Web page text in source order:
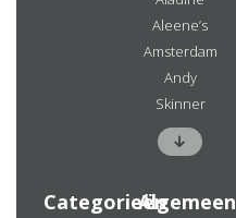
Aleene’s
Amsterdam
Andy
Skinner
CategorieënAlgemeen